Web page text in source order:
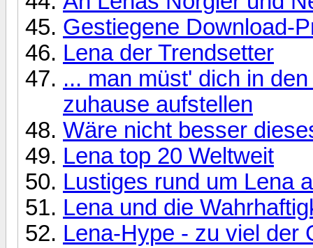
Gestiegene Download-
Lena der Trendsetter
... man müst' dich in
zuhause aufstellen
Wäre nicht besser
Lena top 20 Weltweit
Lustiges rund um Lena
Lena und die
Lena-Hype - zu viel der